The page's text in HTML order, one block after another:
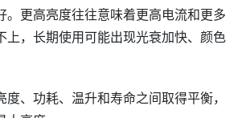
。更高亮度往往意味着更高电流和更多
上，长期使用可能出现光衰加快、颜色
度、功耗、温升和寿命之间取得平衡，